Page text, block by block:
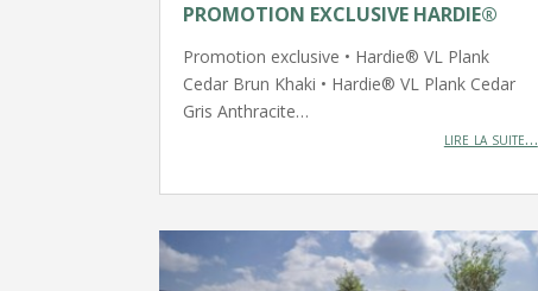
PROMOTION EXCLUSIVE HARDIE®
Promotion exclusive • Hardie® VL Plank
Cedar Brun Khaki • Hardie® VL Plank Cedar
Gris Anthracite…
lire la suite…